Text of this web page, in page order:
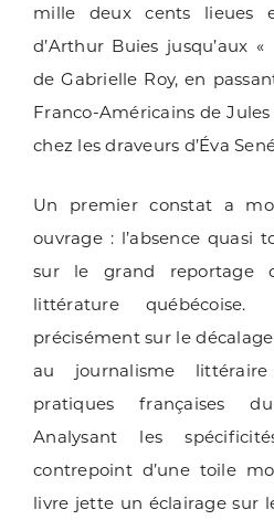
mille deux cents lieues
d’Arthur Buies jusqu’aux
de Gabrielle Roy, en
Franco-Américains de
chez les draveurs d’Éva
Un premier constat a
ouvrage : l’absence quasi
sur le grand reportage
littérature québécoise.
précisément sur le
au journalisme
pratiques françaises
Analysant les
contrepoint d’une toile
livre jette un éclairage sur